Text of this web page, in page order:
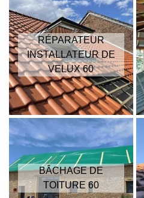
RÉPARATEUR
INSTALLATEUR DE
VELUX 60
BÂCHAGE DE
TOITURE 60